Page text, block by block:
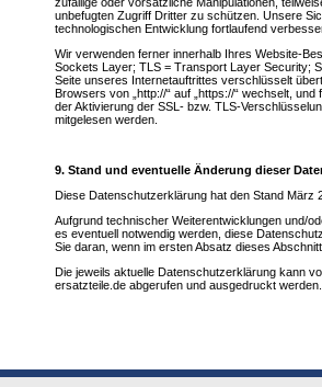
unbefugten Zugriff Dritter zu schützen. Unsere
technologischen Entwicklung fortlaufend
Wir verwenden ferner innerhalb Ihres Website-
Sockets Layer; TLS = Transport Layer Security;
Seite unseres Internetauftrittes verschlüsselt
Browsers von „http://“ auf „https://“ wechselt,
der Aktivierung der SSL- bzw. TLS-
mitgelesen werden.
9. Stand und eventuelle Änderung dieser
Diese Datenschutzerklärung hat den Stand März
Aufgrund technischer Weiterentwicklungen und/
es eventuell notwendig werden, diese
Sie daran, wenn im ersten Absatz dieses
Die jeweils aktuelle Datenschutzerklärung kann
ersatzteile.de abgerufen und ausgedruckt werden.